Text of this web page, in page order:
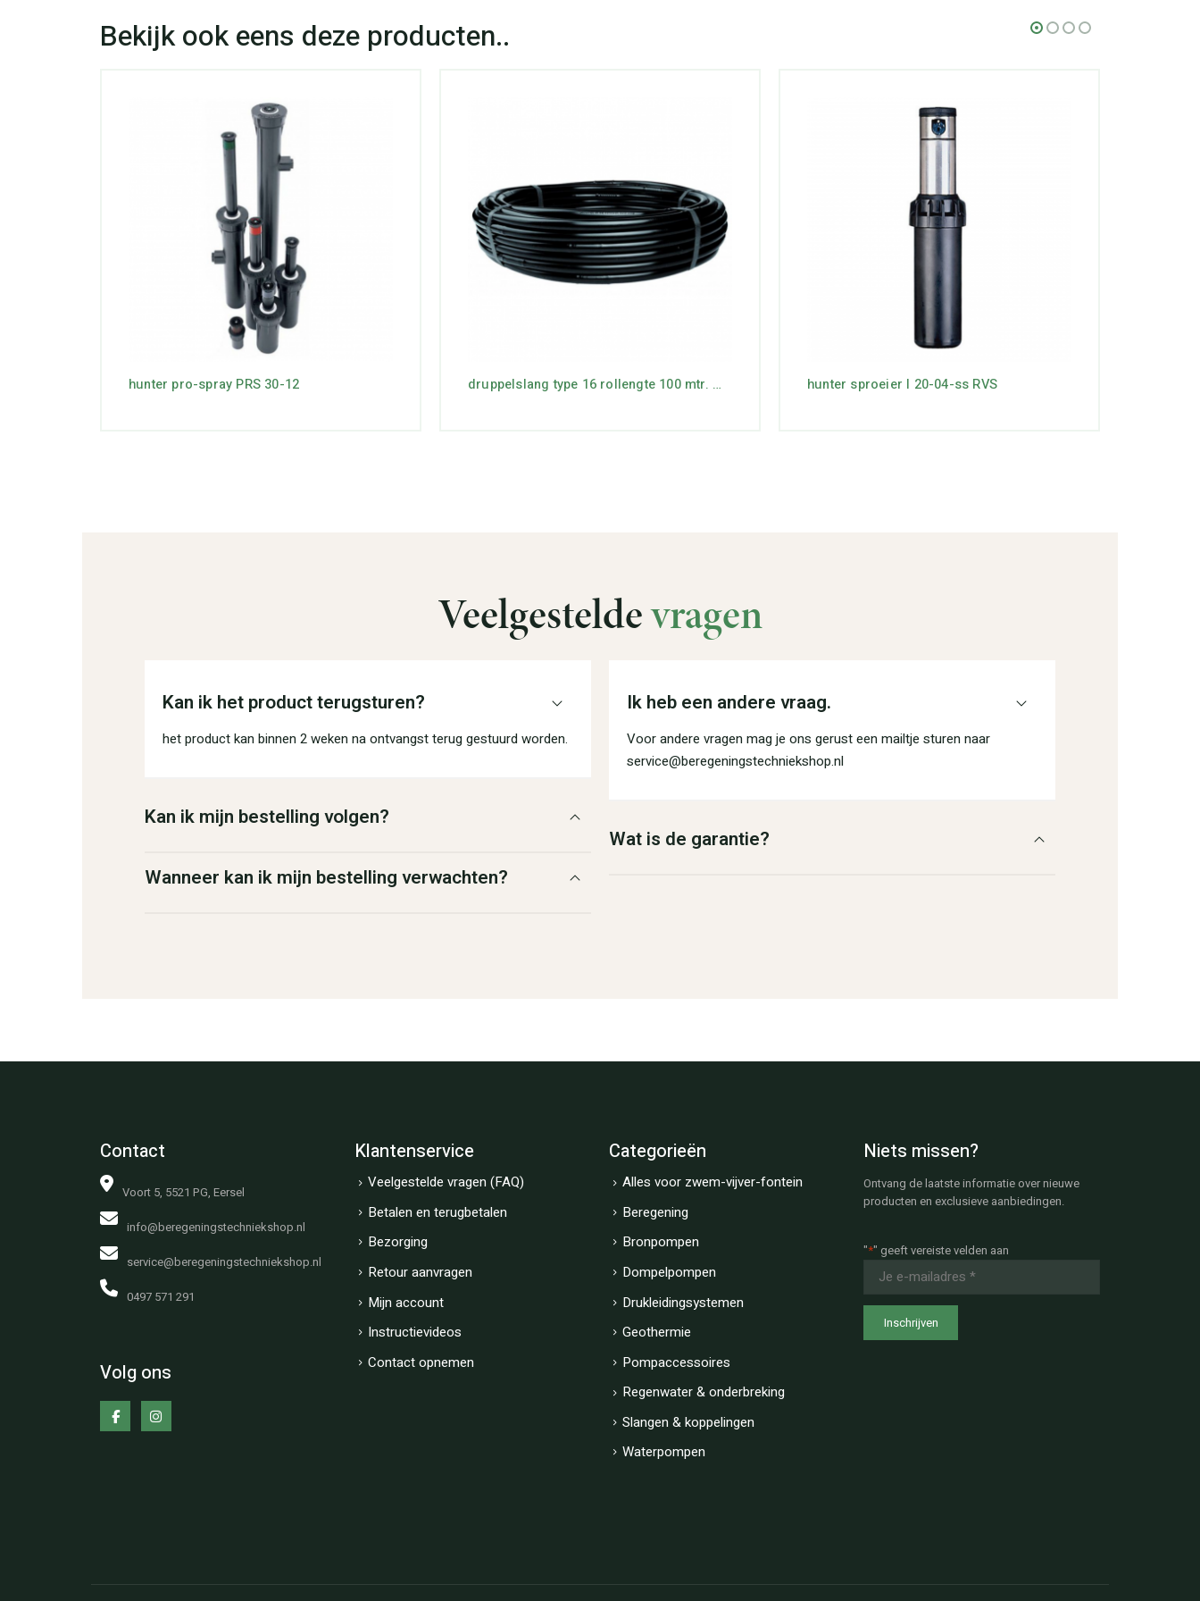
hunter pro-spray PRS 30-12 druppelslang type 16 rollengte 100 mtr. max lengte 74 mtr. hunter sproeier I 20-04-ss RVS
Veelgesteldevragen
Kan ik het product terugsturen?
het product kan binnen 2 weken na ontvangst terug gestuurd worden.
Kan ik mijn bestelling volgen?
Wanneer kan ik mijn bestelling verwachten?
Ik heb een andere vraag.
Voor andere vragen mag je ons gerust een mailtje sturen naar
service@beregeningstechniekshop.nl
Wat is de garantie?
Contact
Voort 5, 5521 PG, Eersel
info@beregeningstechniekshop.nl
service@beregeningstechniekshop.nl
0497 571 291
Volg ons
Klantenservice
Veelgestelde vragen (FAQ)
Betalen en terugbetalen
Bezorging
Retour aanvragen
Mijn account
Instructievideos
Contact opnemen
Categorieën
Alles voor zwem-vijver-fontein
Beregening
Bronpompen
Dompelpompen
Drukleidingsystemen
Geothermie
Pompaccessoires
Regenwater & onderbreking
Slangen & koppelingen
Waterpompen
Niets missen?
Ontvang de laatste informatie over nieuwe
producten en exclusieve aanbiedingen.
"*" geeft vereiste velden aan
mailadres
*